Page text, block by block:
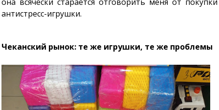
антистресс-игрушки.
Чеканский рынок: те же игрушки, те же проблемы